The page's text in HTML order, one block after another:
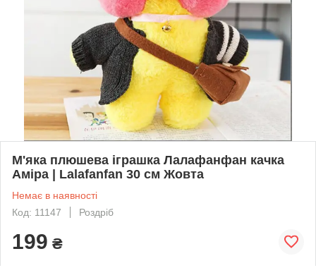
М'яка плюшева іграшка Лалафанфан качка
Аміра | Lalafanfan 30 см Жовта
Немає в наявності
Код: 11147
Роздріб
199 ₴